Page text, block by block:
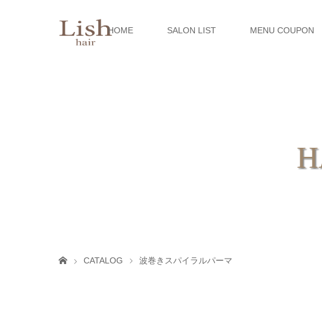
HOME SALON LIST MENU COUPON
CATALOG 波巻きスパイラルパーマ